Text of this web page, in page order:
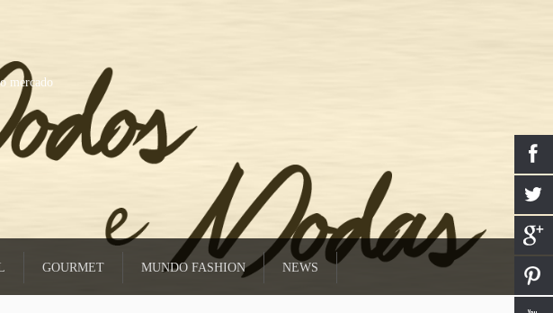
mercado
GOURMET MUNDO FASHION NEWS